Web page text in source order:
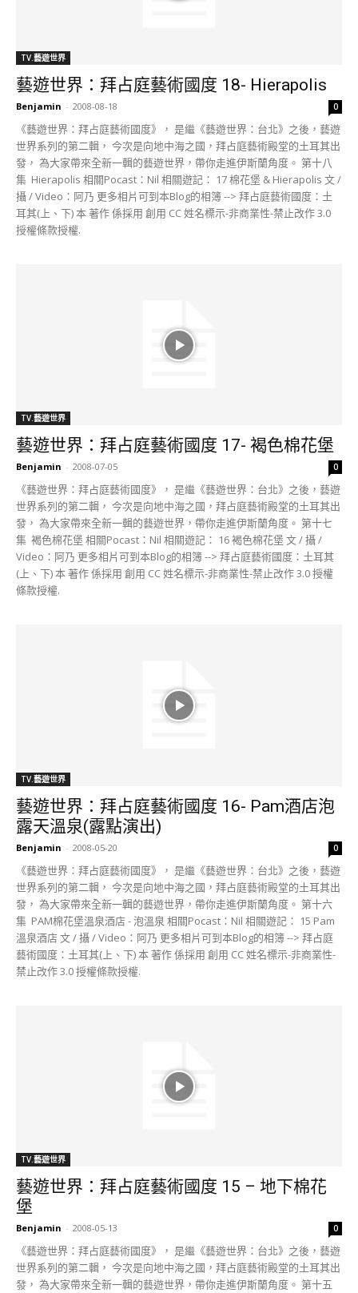
TV.藝遊世界
藝遊世界：拜占庭藝術國度 18- Hierapolis
Benjamin - 2008-08-18 0
《藝遊世界：拜占庭藝術國度》， 是繼《藝遊世界：台北》之後，藝遊
世界系列的第二輯， 今次是向地中海之國，拜占庭藝術殿堂的土耳其出
發， 為大家帶來全新一輯的藝遊世界，帶你走進伊斯蘭角度。 第十八
集 Hierapolis 相關Pocast：Nil 相關遊記： 17 棉花堡 & Hierapolis 文 /
攝 / Video：阿乃 更多相片可到本Blog的相簿 --> 拜占庭藝術國度：土
耳其(上、下) 本 著作 係採用 創用 CC 姓名標示-非商業性-禁止改作 3.0
授權條款授權.
TV.藝遊世界
藝遊世界：拜占庭藝術國度 17- 褐色棉花堡
Benjamin - 2008-07-05 0
《藝遊世界：拜占庭藝術國度》， 是繼《藝遊世界：台北》之後，藝遊
世界系列的第二輯， 今次是向地中海之國，拜占庭藝術殿堂的土耳其出
發， 為大家帶來全新一輯的藝遊世界，帶你走進伊斯蘭角度。 第十七
集 褐色棉花堡 相關Pocast：Nil 相關遊記： 16 褐色棉花堡 文 / 攝 /
Video：阿乃 更多相片可到本Blog的相簿 --> 拜占庭藝術國度：土耳其
(上、下) 本 著作 係採用 創用 CC 姓名標示-非商業性-禁止改作 3.0 授權
條款授權.
TV.藝遊世界
藝遊世界：拜占庭藝術國度 16- Pam酒店泡
露天溫泉(露點演出)
Benjamin - 2008-05-20 0
《藝遊世界：拜占庭藝術國度》， 是繼《藝遊世界：台北》之後，藝遊
世界系列的第二輯， 今次是向地中海之國，拜占庭藝術殿堂的土耳其出
發， 為大家帶來全新一輯的藝遊世界，帶你走進伊斯蘭角度。 第十六
集 PAM棉花堡溫泉酒店 - 泡溫泉 相關Pocast：Nil 相關遊記： 15 Pam
溫泉酒店 文 / 攝 / Video：阿乃 更多相片可到本Blog的相簿 --> 拜占庭
藝術國度：土耳其(上、下) 本 著作 係採用 創用 CC 姓名標示-非商業性-
禁止改作 3.0 授權條款授權.
TV.藝遊世界
藝遊世界：拜占庭藝術國度 15 – 地下棉花
堡
Benjamin - 2008-05-13 0
《藝遊世界：拜占庭藝術國度》， 是繼《藝遊世界：台北》之後，藝遊
世界系列的第二輯， 今次是向地中海之國，拜占庭藝術殿堂的土耳其出
發， 為大家帶來全新一輯的藝遊世界，帶你走進伊斯蘭角度。 第十五